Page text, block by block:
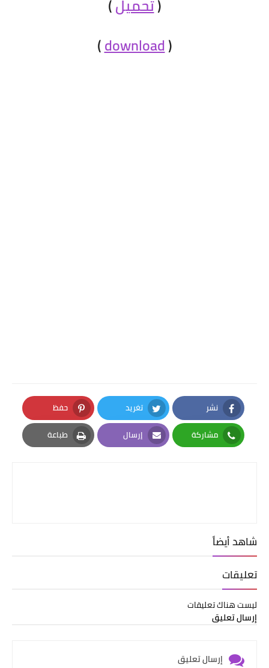
(تحميل)
(
download
)
نشر
Facebook
تغريد
Twitter
حفظ
Pinterest
مشاركة
Whatsapp
إرسال
Email
طباعة
Print
شاهد أيضاً
تعليقات
ليست هناك تعليقات
إرسال تعليق
إرسال تعليق